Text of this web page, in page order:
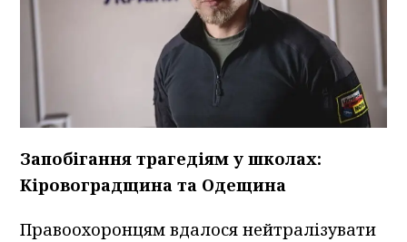
Запобігання трагедіям у школах:
Кіровоградщина та Одещина
Правоохоронцям вдалося нейтралізувати